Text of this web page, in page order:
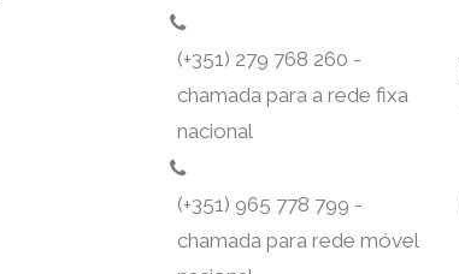
(+351) 279 768 260 -
chamada para a rede fixa
nacional
(+351) 965 778 799 -
chamada para rede móvel